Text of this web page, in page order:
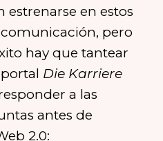
en estos
pero
hay que tantear
Die Karriere
a las
antes de
2.0: